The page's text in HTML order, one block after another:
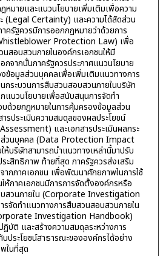
หมายและแนวนโยบายเพิ่มเติมเพื่อความ
(Legal Certainty) และความได้สัดส่วน
รัฐควรมีการออกกฎหมายว่าด้วยการ
Protection Law) เพื่อ
สอบสวนภายในองค์กรเอกชนให้มี
กจากนั้นภาครัฐควรประกาศแนวนโยบาย
ข้อมูลส่วนบุคคลเพื่อเพิ่มเติมแนวทางการ
ระบวนการสืบสวนสอบสวนภายในบริษัท
แนวนโยบายเพื่อสนับสนุนการจัดทำ
ด้วยกฎหมายในการคุ้มครองข้อมูลส่วน
ประเมินความสมดุลของผลประโยชน์
และเอกสารประเมินผลกระ
ส่วนบุคคล (Data Protection Impact
บริษัทสามารถนำแนวทางเหล่านี้มาปรับ
ระสิทธิภาพ ท้ายที่สุด ภาครัฐควรส่งเสริม
ากภาคเอกชน เพื่อพัฒนาศักยภาพในการใช้
ห้ภาคเอกชนมีการการจัดตั้งองค์กรหรือ
สวนภายใน (Corporate Investigation
จัดทำแนวทางการสืบสวนสอบสวนภายใน
Investigation Handbook)
ฏิบัติ และสร้างความสมดุลระหว่างการ
ประโยชน์สาธารณะขององค์กรได้อย่าง
ในที่สุด